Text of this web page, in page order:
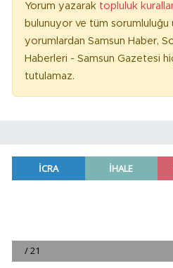
Yorum yazarak topluluk
bulunuyor ve tüm sorumluluğu
yorumlardan Samsun Haber,
Haberleri - Samsun Gazetesi
tutulamaz.